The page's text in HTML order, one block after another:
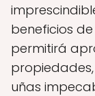
beneficios
permitirá
uñas